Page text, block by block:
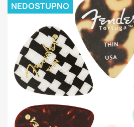
NEDOSTUPNO